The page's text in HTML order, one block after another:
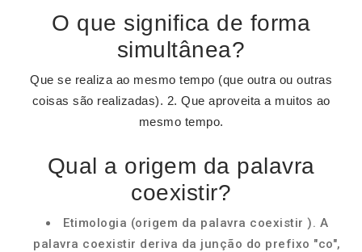
O que significa de forma
simultânea?
Que se realiza ao mesmo tempo (que outra ou outras
coisas são realizadas). 2. Que aproveita a muitos ao
mesmo tempo.
Qual a origem da palavra
coexistir?
Etimologia (origem da palavra coexistir ). A
palavra coexistir deriva da junção do prefixo "co",